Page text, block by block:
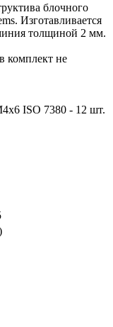
блочного
Изготавливается
толщиной 2 мм.
комплект не
ISO 7380 - 12 шт.